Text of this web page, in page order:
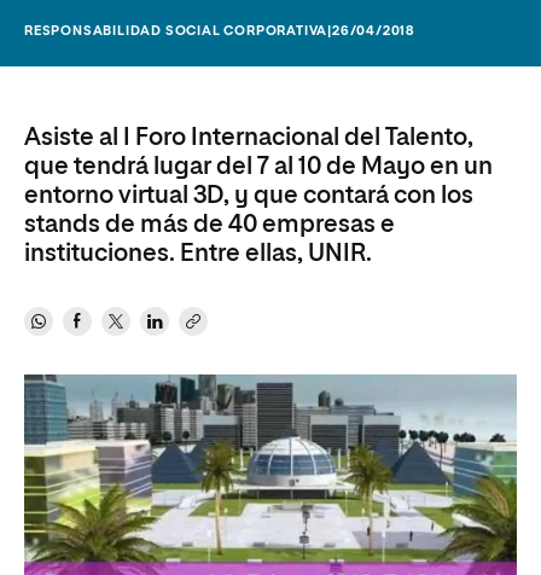
RESPONSABILIDAD SOCIAL CORPORATIVA |26/04/2018
Asiste al I Foro Internacional del Talento,
que tendrá lugar del 7 al 10 de Mayo en un
entorno virtual 3D, y que contará con los
stands de más de 40 empresas e
instituciones. Entre ellas, UNIR.